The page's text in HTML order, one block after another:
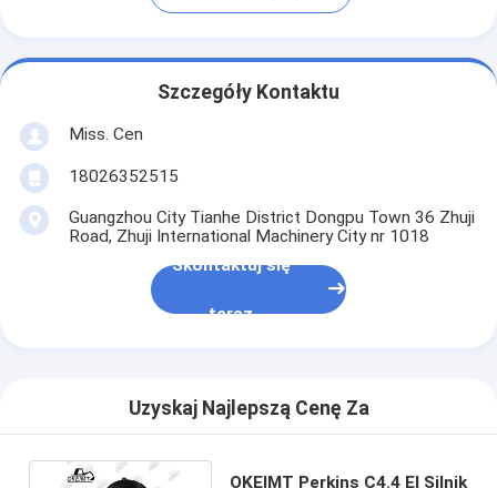
Szczegóły Kontaktu
Miss. Cen
18026352515
Guangzhou City Tianhe District Dongpu Town 36 Zhuji
Road, Zhuji International Machinery City nr 1018
Skontaktuj się
teraz
Uzyskaj Najlepszą Cenę Za
OKEIMT Perkins C4.4 EI Silnik